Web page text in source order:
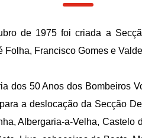
de 1975 foi criada a
Folha, Francisco Gomes e
dos 50 Anos dos Bombeiros
a deslocação da Secção
Albergaria-a-Velha, Castelo